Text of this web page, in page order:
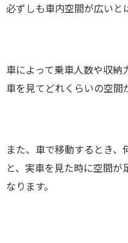
必ずしも車内空間が広いと
車によって乗車人数や収納
車を見てどれくらいの空間
また、車で移動するとき、
と、実車を見た時に空間が
なります。